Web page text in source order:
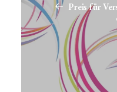
Preis für